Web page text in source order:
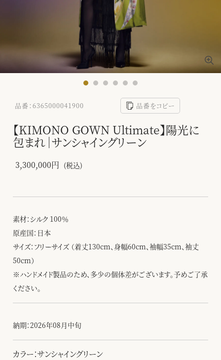
品番：6365000041900 品番をコピー
【KIMONO GOWN Ultimate】陽光に
包まれ｜サンシャイングリーン
3,300,000円 (税込)
素材：シルク 100％
原産国：日本
サイズ：フリーサイズ （着丈130cm、身幅60cm、袖幅35cm、袖丈
50cm）
※ハンドメイド製品のため、多少の個体差がございます。予めご了承
ください。
納期：2026年08月中旬
カラー：サンシャイングリーン